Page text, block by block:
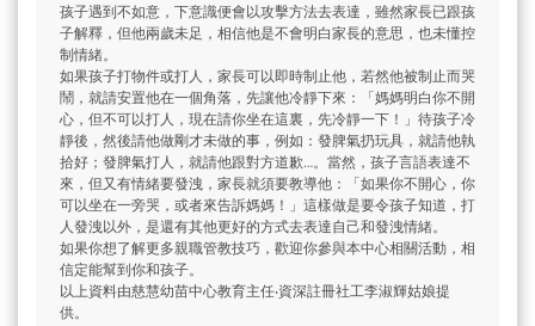
孩子遇到不如意，下意識便會以攻擊方法去表達，雖然家長已跟孩
子解釋，但他兩歲未足，相信他是不會明白家長的意思，也未懂控
制情緒。
如果孩子打物件或打人，家長可以即時制止他，若然他被制止而哭
鬧，就請安置他在一個角落，先讓他冷靜下來：「媽媽明白你不開
心，但不可以打人，現在請你坐在這裏，先冷靜一下！」待孩子冷
靜後，然後請他做剛才未做的事，例如：發脾氣扔玩具，就請他執
拾好；發脾氣打人，就請他跟對方道歉…。當然，孩子言語表達不
來，但又有情緒要發洩，家長就須要教導他：「如果你不開心，你
可以坐在一旁哭，或者來告訴媽媽！」這樣做是要令孩子知道，打
人發洩以外，是還有其他更好的方式去表達自己和發洩情緒。
如果你想了解更多親職管教技巧，歡迎你參與本中心相關活動，相
信定能幫到你和孩子。
以上資料由慈慧幼苗中心教育主任‧資深註冊社工李淑輝姑娘提
供。